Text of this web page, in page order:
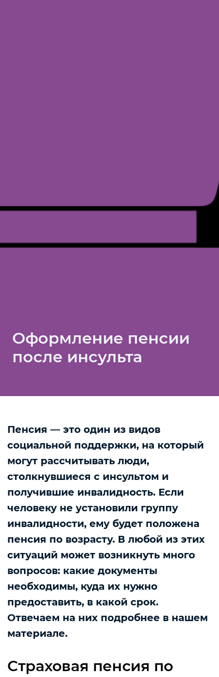
Оформление пенсии
после инсульта
Пенсия — это один из видов
социальной поддержки, на который
могут рассчитывать люди,
столкнувшиеся с инсультом и
получившие инвалидность. Если
человеку не установили группу
инвалидности, ему будет положена
пенсия по возрасту. В любой из этих
ситуаций может возникнуть много
вопросов: какие документы
необходимы, куда их нужно
предоставить, в какой срок.
Отвечаем на них подробнее в нашем
материале.
Страховая пенсия по